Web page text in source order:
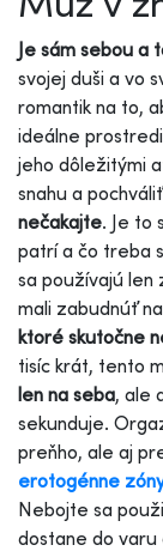
Je sám sebou a
svojej duši a vo
romantik na to,
ideálne
jeho dôležitými
snahu a
nečakajte. Je to
patrí a čo treba
sa používajú len
mali zabudnúť na
ktoré skutočne
tisíc krát, tento
len na seba, ale
sekunduje.
preňho, ale aj
erotogénne zóny
Nebojte sa
dostane do